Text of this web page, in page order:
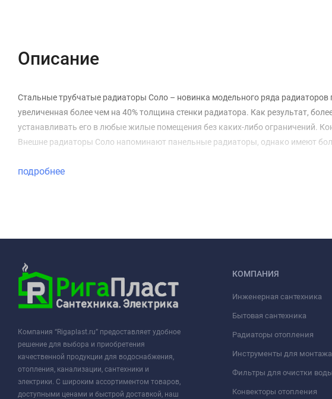
Описание
Стальные трубчатые радиаторы Соло – новинка модельного ряда
увеличенная более чем на 40% толщина стенки радиатора. Как результат,
устанавливать его в любые жилые помещения без каких-либо ограничений.
Внешне радиаторы Соло напоминают панельные радиаторы, однако имеют
подробнее
Компания “Rigaplast.ru” предоставляет удобное
решение для выбора и приобретения
качественной продукции для водоснабжения,
отопления, канализации, сантехники и
электрики. С широким ассортиментом товаров,
доступными ценами и быстрой доставкой, наш
КОМПАНИЯ
Инженерная сантехника
Бытовая сантехника
Радиаторы отопления
Инструменты для монтажа
Фильтры для очистки воды
Конвекторы отопления